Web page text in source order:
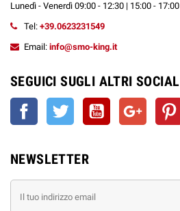
Lunedì - Venerdì 09:00 - 12:30 | 15:00 - 17:00
Tel: +39.0623231549
Email: info@smo-king.it
SEGUICI SUGLI ALTRI SOCIAL
Facebook Twitter YouTube Google+
NEWSLETTER